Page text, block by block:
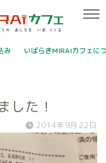
み いばらきMIRAIカフェに
した！
2014年9月22日